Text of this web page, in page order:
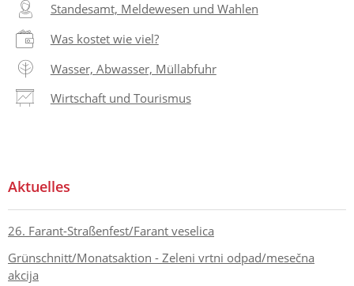
Standesamt, Meldewesen und Wahlen
Was kostet wie viel?
Wasser, Abwasser, Müllabfuhr
Wirtschaft und Tourismus
Aktuelles
26. Farant-Straßenfest/Farant veselica
Grünschnitt/Monatsaktion - Zeleni vrtni odpad/mesečna
akcija